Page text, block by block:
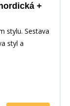
+
stylu. Sestava
styl a